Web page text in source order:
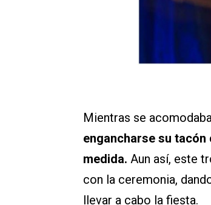
Mientras se
engancharse su
medida. Aun así, este
con la ceremonia,
llevar a cabo la fiesta.